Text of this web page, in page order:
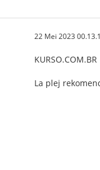
22 Mei 2023
KURSO.COM.BR
La plej